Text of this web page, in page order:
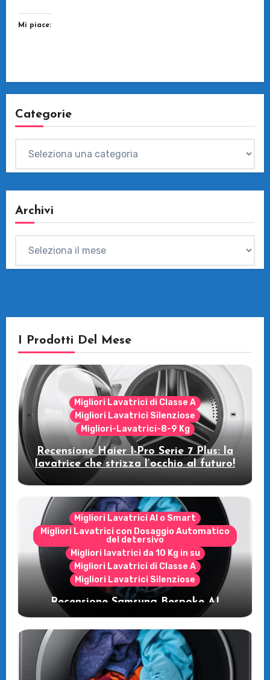
Mi piace:
Categorie
Archivi
I Prodotti Del Mese
Migliori Lavatrici di Classe A
Migliori Lavatrici Silenziose
Migliori-Lavatrici-8-9 Kg
Recensione Haier I-Pro Serie 7 Plus: la
lavatrice che strizza l’occhio al futuro!
Migliori Lavatrici AI o Smart
Migliori Lavatrici con Dosaggio Automatico
del detersivo
Migliori lavatrici da 10 Kg in su
Migliori Lavatrici di Classe A
Migliori Lavatrici Silenziose
Recensione Samsung Bespoke AI
WW11DB7B94GE/U3: la lavatrice
intelligente che fa risparmiare